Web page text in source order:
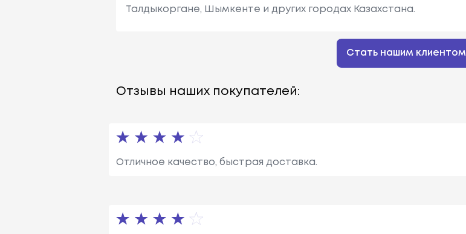
Талдыкоргане, Шымкенте и других городах Казахстана.
Стать нашим клиентом
Отзывы наших покупателей:
Отличное качество, быстрая доставка.